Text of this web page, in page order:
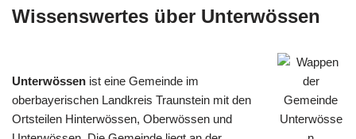
Wissenswertes über Unterwössen
Unterwössen ist eine Gemeinde im
oberbayerischen Landkreis Traunstein mit den
Ortsteilen Hinterwössen, Oberwössen und